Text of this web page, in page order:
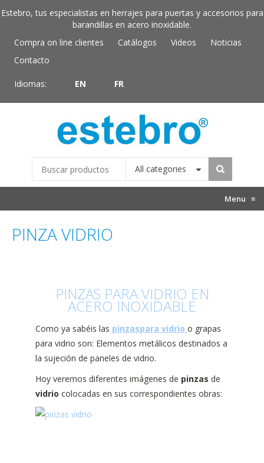
Estebro, tus especialistas en herrajes para puertas y accesorios para
barandillas en acero inoxidable.
Compra on line clientes
Catálogos Videos
Noticias
Contacto
Idiomas: EN FR
All categories
Menu ≡
PINZA VIDRIO
PINZAS PARA VIDRIO EN
ACERO INOXIDABLE
Como ya sabéis las pinzaspara vidrio o grapas
para vidrio son: Elementos metálicos destinados a
la sujeción de paneles de vidrio.
Hoy veremos diferentes imágenes de pinzas de
vidrio colocadas en sus correspondientes obras: